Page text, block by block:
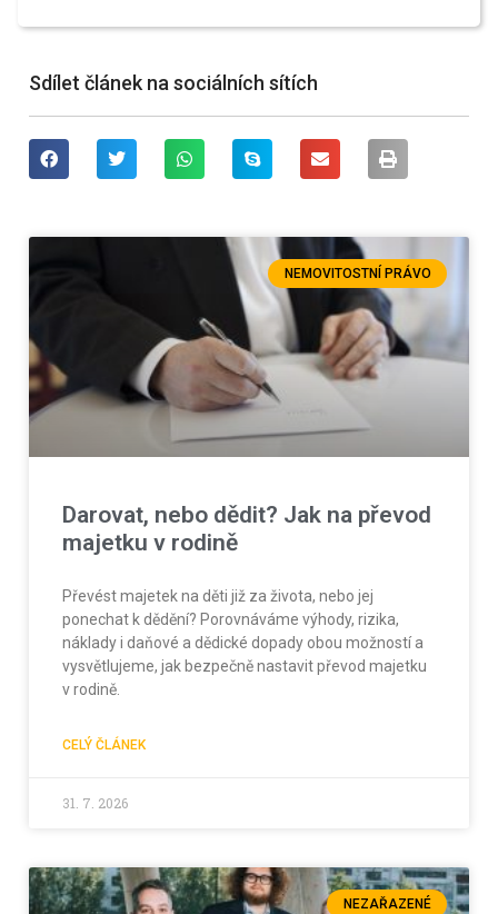
Sdílet článek na sociálních sítích
NEMOVITOSTNÍ PRÁVO
Darovat, nebo dědit? Jak na převod
majetku v rodině
Převést majetek na děti již za života, nebo jej
ponechat k dědění? Porovnáváme výhody, rizika,
náklady i daňové a dědické dopady obou možností a
vysvětlujeme, jak bezpečně nastavit převod majetku
v rodině.
CELÝ ČLÁNEK
31. 7. 2026
NEZAŘAZENÉ